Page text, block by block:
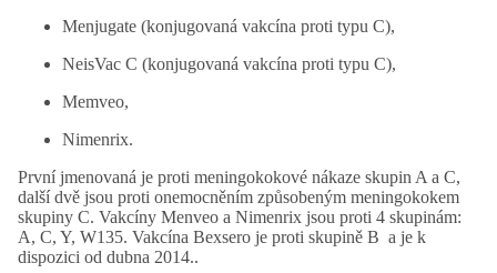
Menjugate (konjugovaná vakcína proti typu C),
NeisVac C (konjugovaná vakcína proti typu C),
Memveo,
Nimenrix.
První jmenovaná je proti meningokokové nákaze skupin A a C,
další dvě jsou proti onemocněním způsobeným meningokokem
skupiny C. Vakcíny Menveo a Nimenrix jsou proti 4 skupinám:
A, C, Y, W135. Vakcína Bexsero je proti skupině B a je k
dispozici od dubna 2014..